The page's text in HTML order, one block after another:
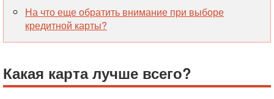
На что еще обратить внимание при выборе
кредитной карты?
Какая карта лучше всего?